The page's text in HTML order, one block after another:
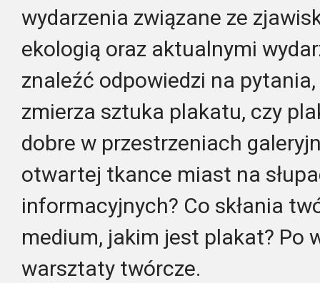
wydarzenia związane ze
ekologią oraz aktualnymi
znaleźć odpowiedzi na
zmierza sztuka plakatu, czy
dobre w przestrzeniach
otwartej tkance miast na
informacyjnych? Co skłania
medium, jakim jest plakat? Po
warsztaty twórcze.